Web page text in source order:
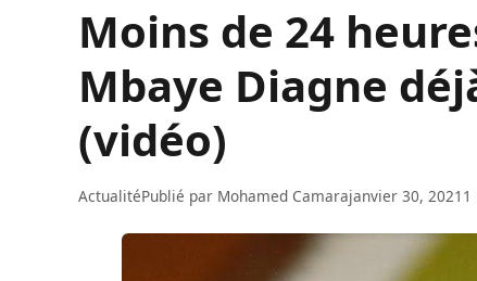
Moins de 24
Mbaye Diagne
(vidéo)
ActualitéPublié par Mohamed Camarajanvier 30, 2021 1